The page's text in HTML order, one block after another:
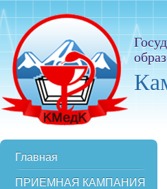
Главная
ПРИЕМНАЯ КАМПАНИЯ